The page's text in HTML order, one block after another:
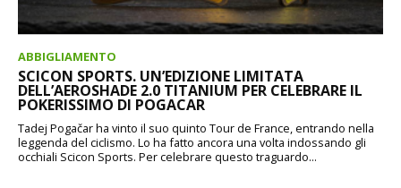
ABBIGLIAMENTO
SCICON SPORTS. UN’EDIZIONE LIMITATA
DELL’AEROSHADE 2.0 TITANIUM PER CELEBRARE IL
POKERISSIMO DI POGACAR
Tadej Pogačar ha vinto il suo quinto Tour de France, entrando nella
leggenda del ciclismo. Lo ha fatto ancora una volta indossando gli
occhiali Scicon Sports. Per celebrare questo traguardo...